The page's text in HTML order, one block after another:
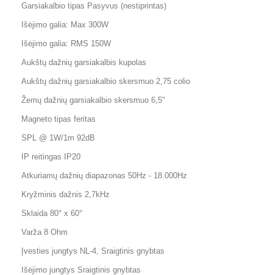
Garsiakalbio tipas Pasyvus (nestiprintas)
Išėjimo galia: Max 300W
Išėjimo galia: RMS 150W
Aukštų dažnių garsiakalbis kupolas
Aukštų dažnių garsiakalbio skersmuo 2,75 colio
Žemų dažnių garsiakalbio skersmuo 6,5"
Magneto tipas feritas
SPL @ 1W/1m 92dB
IP reitingas IP20
Atkuriamų dažnių diapazonas 50Hz - 18.000Hz
Kryžminis dažnis 2,7kHz
Sklaida 80° x 60°
Varža 8 Ohm
Įvesties jungtys NL-4, Sraigtinis gnybtas
Išėjimo jungtys Sraigtinis gnybtas